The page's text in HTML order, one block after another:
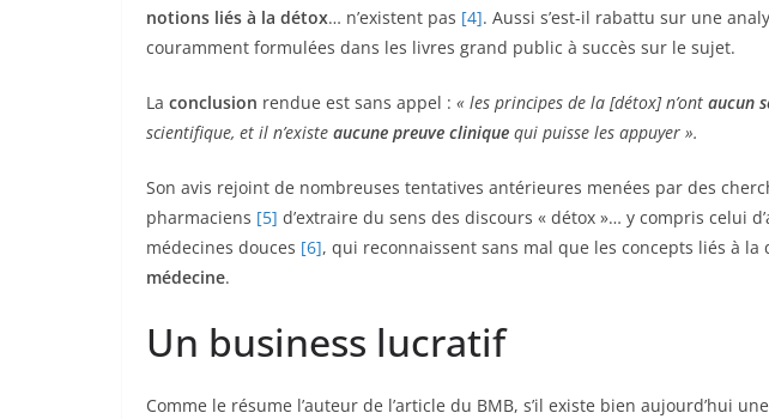
notions liés à la détox… n’existent pas [4]. Aussi s’est-il rabattu sur une
couramment formulées dans les livres grand public à succès sur le sujet.
La conclusion rendue est sans appel : « les principes de la [détox] n’ont aucun
scientifique, et il n’existe aucune preuve clinique qui puisse les appuyer ».
Son avis rejoint de nombreuses tentatives antérieures menées par des
pharmaciens [5] d’extraire du sens des discours « détox »… y compris celui
médecines douces [6], qui reconnaissent sans mal que les concepts liés à la
médecine.
Un business lucratif
Comme le résume l’auteur de l’article du BMB, s’il existe bien aujourd’hui